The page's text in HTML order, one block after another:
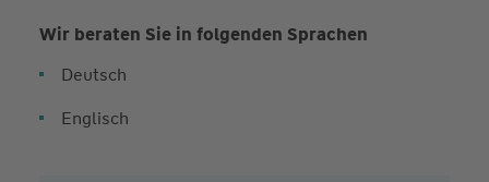
Wir beraten Sie in folgenden Sprachen
Deutsch
Englisch